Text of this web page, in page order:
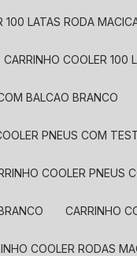
100 LATAS RODA
CARRINHO COOLER
BALCAO BRANCO
PNEUS COM
COOLER PNEUS
CARRINHO
COOLER RODAS